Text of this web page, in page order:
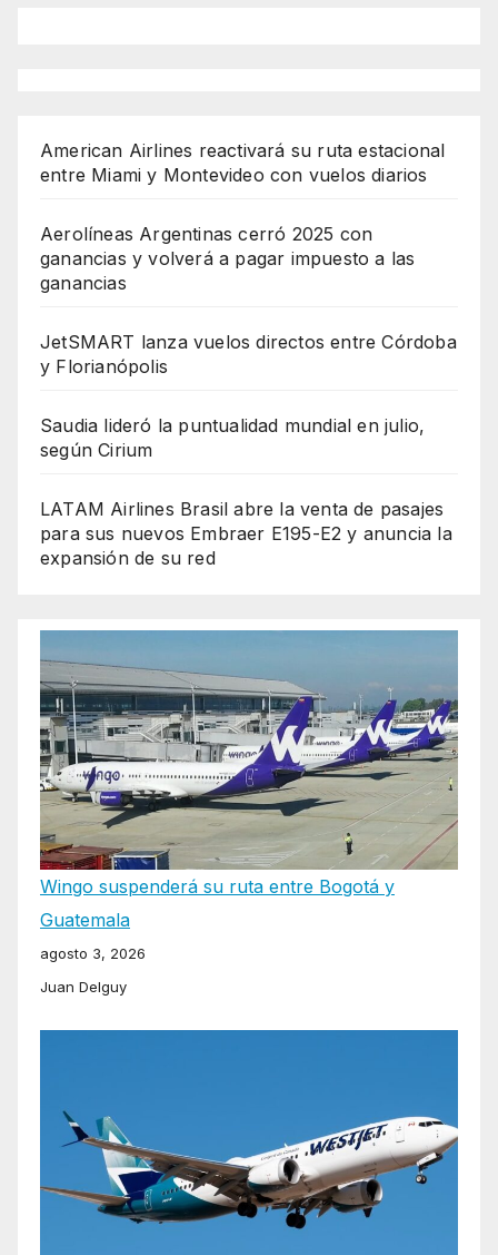
American Airlines reactivará su ruta estacional
entre Miami y Montevideo con vuelos diarios
Aerolíneas Argentinas cerró 2025 con
ganancias y volverá a pagar impuesto a las
ganancias
JetSMART lanza vuelos directos entre Córdoba
y Florianópolis
Saudia lideró la puntualidad mundial en julio,
según Cirium
LATAM Airlines Brasil abre la venta de pasajes
para sus nuevos Embraer E195-E2 y anuncia la
expansión de su red
Wingo suspenderá su ruta entre Bogotá y
Guatemala
agosto 3, 2026
Juan Delguy